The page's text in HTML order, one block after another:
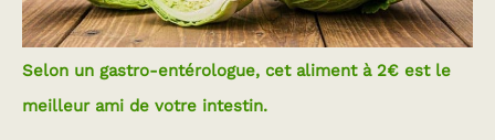
Selon un gastro-entérologue, cet aliment à 2€ est le
meilleur ami de votre intestin.